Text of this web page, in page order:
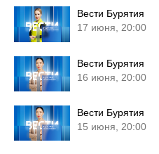
Вести Бурятия
17 июня, 20:00
Вести Бурятия
16 июня, 20:00
Вести Бурятия
15 июня, 20:00